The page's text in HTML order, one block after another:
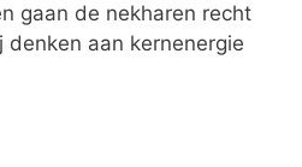
gaan de nekharen recht
denken aan kernenergie